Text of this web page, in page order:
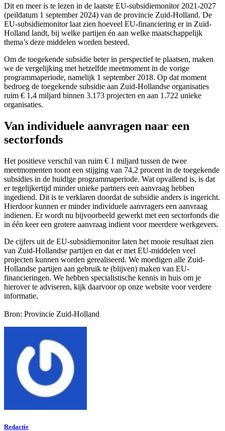
Dit en meer is te lezen in de laatste EU-subsidiemonitor 2021-2027
(peildatum 1 september 2024) van de provincie Zuid-Holland. De
EU-subsidiemonitor laat zien hoeveel EU-financiering er in Zuid-
Holland landt, bij welke partijen én aan welke maatschappelijk
thema’s deze middelen worden besteed.
Om de toegekende subsidie beter in perspectief te plaatsen, maken
we de vergelijking met hetzelfde meetmoment in de vorige
programmaperiode, namelijk 1 september 2018. Op dat moment
bedroeg de toegekende subsidie aan Zuid-Hollandse organisaties
ruim € 1,4 miljard binnen 3.173 projecten en aan 1.722 unieke
organisaties.
Van individuele aanvragen naar een
sectorfonds
Het positieve verschil van ruim € 1 miljard tussen de twee
meetmomenten toont een stijging van 74,2 procent in de toegekende
subsidies in de huidige programmaperiode. Wat opvallend is, is dat
er tegelijkertijd minder unieke partners een aanvraag hebben
ingediend. Dit is te verklaren doordat de subsidie anders is ingericht.
Hierdoor kunnen er minder individuele aanvragers een aanvraag
indienen. Er wordt nu bijvoorbeeld gewerkt met een sectorfonds die
in één keer een grotere aanvraag indient voor meerdere werkgevers.
De cijfers uit de EU-subsidiemonitor laten het mooie resultaat zien
van Zuid-Hollandse partijen en dat er met EU-middelen veel
projecten kunnen worden gerealiseerd. We moedigen alle Zuid-
Hollandse partijen aan gebruik te (blijven) maken van EU-
financieringen. We hebben specialistische kennis in huis om je
hierover te adviseren, kijk daarvoor op onze website voor verdere
informatie.
Bron: Provincie Zuid-Holland
Redactie